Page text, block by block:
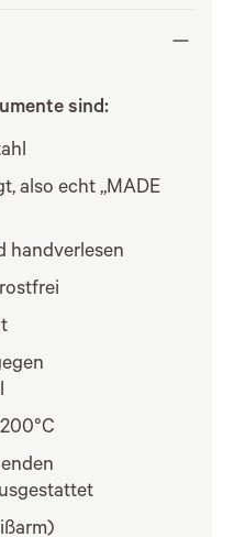
sind:
also echt „MADE
handverlesen